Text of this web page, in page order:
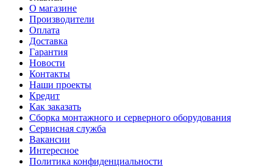
О магазине
Производители
Оплата
Доставка
Гарантия
Новости
Контакты
Наши проекты
Кредит
Как заказать
Сборка монтажного и серверного оборудования
Сервисная служба
Вакансии
Интересное
Политика конфиденциальности